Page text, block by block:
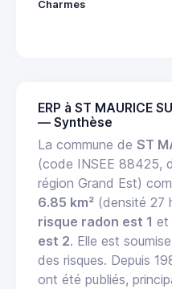
Charmes
ERP à ST MAURICE
— Synthèse
La commune de ST
(code INSEE 88425,
région Grand Est)
6.85 km² (densité 27
risque radon est 1 et
est 2. Elle est
des risques. Depuis
ont été publiés,